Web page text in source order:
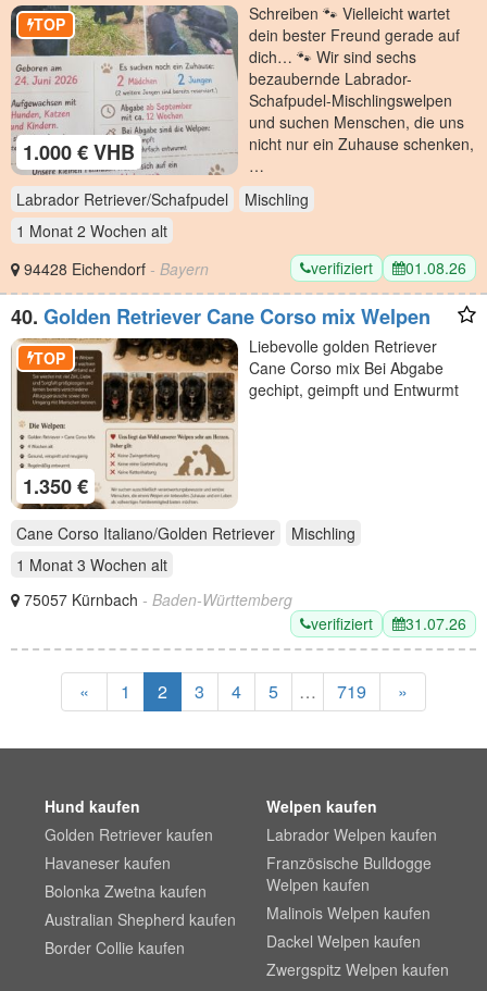
1.000 € VHB
TOP
Schreiben 🐾 Vielleicht wartet
dein bester Freund gerade auf
dich… 🐾 Wir sind sechs
bezaubernde Labrador-
Schafpudel-Mischlingswelpen
und suchen Menschen, die uns
nicht nur ein Zuhause schenken,
…
Labrador Retriever/Schafpudel
Mischling
1 Monat 2 Wochen alt
94428 Eichendorf - Bayern verifiziert 01.08.26
40. Golden Retriever Cane Corso mix Welpen
1.350 €
TOP
Liebevolle golden Retriever
Cane Corso mix Bei Abgabe
gechipt, geimpft und Entwurmt
Cane Corso Italiano/Golden Retriever
Mischling
1 Monat 3 Wochen alt
75057 Kürnbach - Baden-Württemberg
verifiziert
31.07.26
« 1 2 3 4 5 … 719 »
Hund kaufen
Golden Retriever kaufen
Havaneser kaufen
Bolonka Zwetna kaufen
Australian Shepherd kaufen
Border Collie kaufen
Welpen kaufen
Labrador Welpen kaufen
Französische Bulldogge
Welpen kaufen
Malinois Welpen kaufen
Dackel Welpen kaufen
Zwergspitz Welpen kaufen